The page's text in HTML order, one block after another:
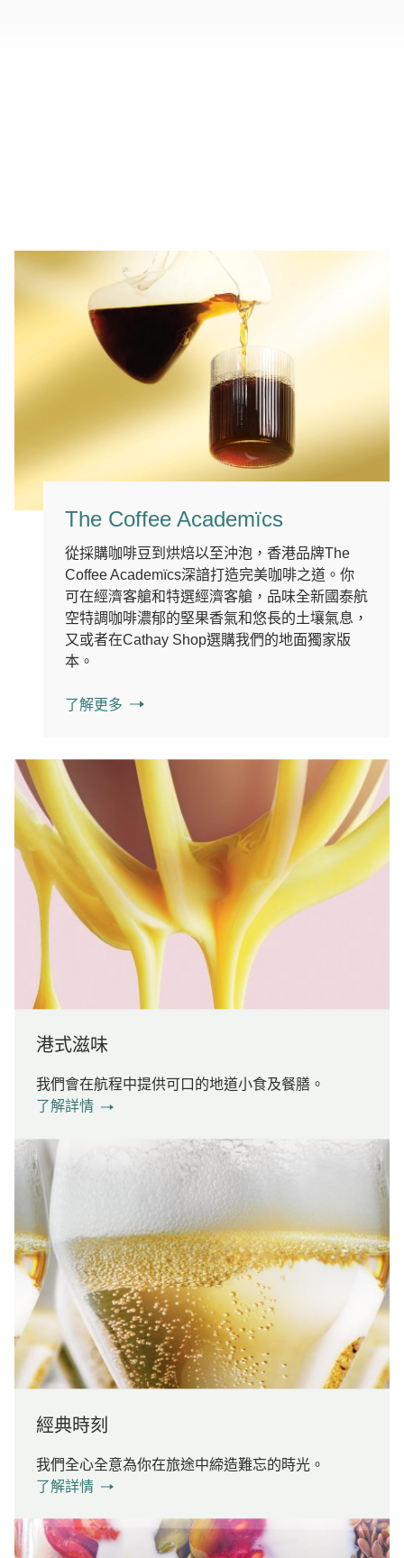
The Coffee Academïcs
從採購咖啡豆到烘焙以至沖泡，香港品牌The
Coffee Academïcs深諳打造完美咖啡之道。你
可在經濟客艙和特選經濟客艙，品味全新國泰航
空特調咖啡濃郁的堅果香氣和悠長的土壤氣息，
又或者在Cathay Shop選購我們的地面獨家版
本。
了解更多
港式滋味
我們會在航程中提供可口的地道小食及餐膳。
了解詳情
經典時刻
我們全心全意為你在旅途中締造難忘的時光。
了解詳情